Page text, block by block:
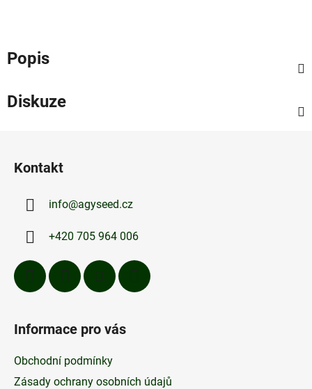
Popis
Diskuze
Kontakt
info@agyseed.cz
+420 705 964 006
Informace pro vás
Obchodní podmínky
Zásady ochrany osobních údajů